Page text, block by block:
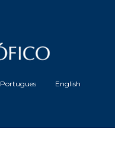
Portugues English